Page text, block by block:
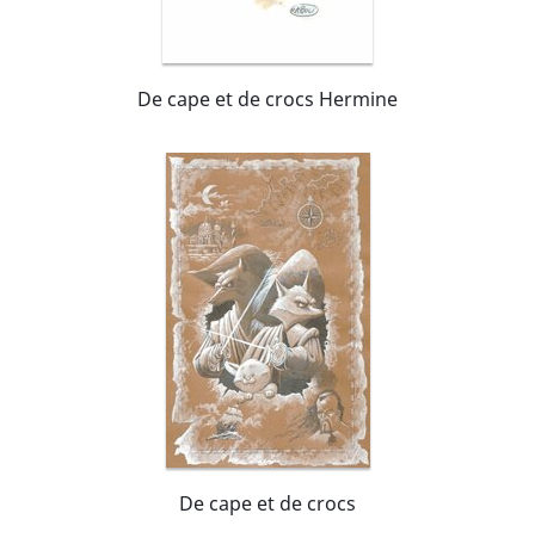
De cape et de crocs Hermine
De cape et de crocs